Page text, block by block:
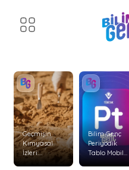
Geçmişin
Kimyasal
İzleri:
Arkeolojide
Bilim Genç
Periyodik
Tablo Mobil